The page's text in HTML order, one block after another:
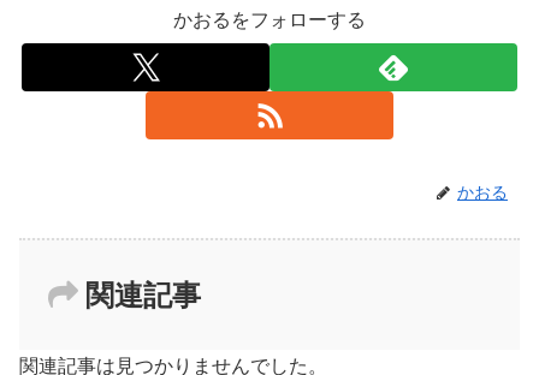
かおるをフォローする
かおる
関連記事
関連記事は見つかりませんでした。